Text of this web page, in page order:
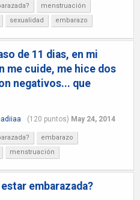
menstruación
sexualidad embarazo
de 11 dias, en mi
me cuide, me hice dos
negativos... que
(120 puntos) May 24, 2014
embarazo
menstruación
embarazada?